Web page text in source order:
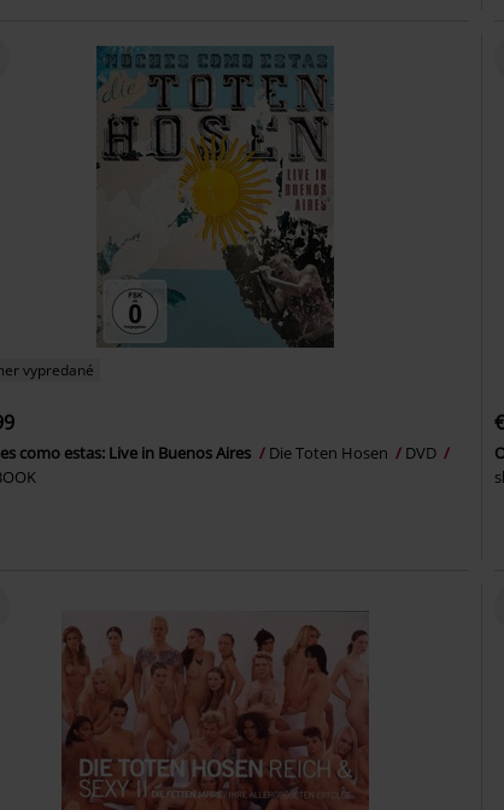
vypredané
como estas: Live in Buenos Aires Die Toten Hosen
DVD